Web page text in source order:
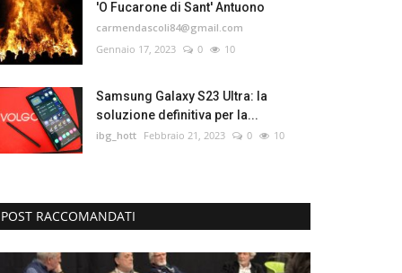
'O Fucarone di Sant' Antuono
carmendascoli84@gmail.com
Gennaio 17, 2023
0 10
Samsung Galaxy S23 Ultra: la
soluzione definitiva per la...
ibg_hott Febbraio 21, 2023 0 10
POST RACCOMANDATI